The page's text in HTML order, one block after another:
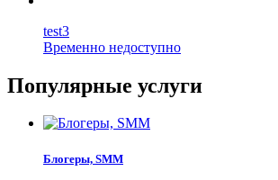
test3
Временно недоступно
Популярные услуги
Блогеры, SMM